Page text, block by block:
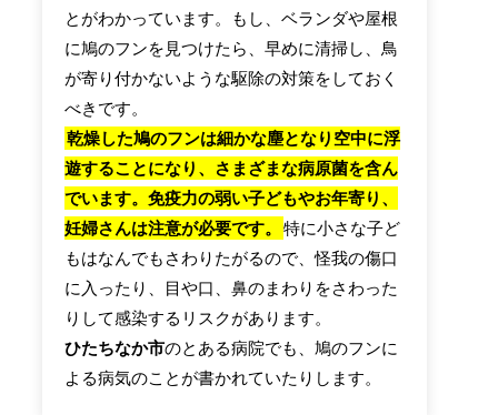
とがわかっています。もし、ベランダや屋根
に鳩のフンを見つけたら、早めに清掃し、鳥
が寄り付かないような駆除の対策をしておく
べきです。
乾燥した鳩のフンは細かな塵となり空中に浮
遊することになり、さまざまな病原菌を含ん
でいます。免疫力の弱い子どもやお年寄り、
妊婦さんは注意が必要です。
特に小さな子ど
もはなんでもさわりたがるので、怪我の傷口
に入ったり、目や口、鼻のまわりをさわった
りして感染するリスクがあります。
ひたちなか市のとある病院でも、鳩のフンに
よる病気のことが書かれていたりします。